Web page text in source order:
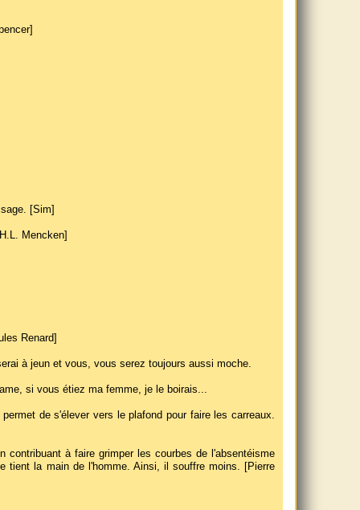
[Sim]
Mencken]
Renard]
à jeun et vous, vous serez toujours aussi moche.
si vous étiez ma femme, je le boirais...
de s'élever vers le plafond pour faire les carreaux.
à faire grimper les courbes de l'absentéisme
tient la main de l'homme. Ainsi, il souffre moins. [Pierre